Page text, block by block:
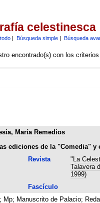
celestinesca
| Búsqueda simple| Búsqueda
encontrado(s) con los
María Remedios
ediciones de la "Comedia"
Revista
"La
Talavera
1999)
Fascículo
Mp; Manuscrito de Palacio;